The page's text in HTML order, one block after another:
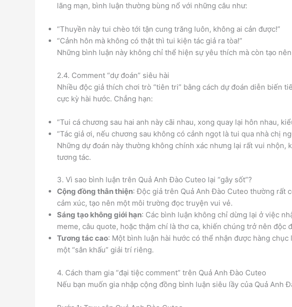
lãng mạn, bình luận thường bùng nổ với những câu như:
“Thuyền này tui chèo tới tận cung trăng luôn, không ai cản được!”
“Cảnh hôn mà không có thật thì tui kiện tác giả ra tòa!”
Những bình luận này không chỉ thể hiện sự yêu thích mà còn tạo
2.4. Comment “dự đoán” siêu hài
Nhiều độc giả thích chơi trò “tiên tri” bằng cách dự đoán diễn biến
cực kỳ hài hước. Chẳng hạn:
“Tui cá chương sau hai anh này cãi nhau, xong quay lại hôn nhau,
“Tác giả ơi, nếu chương sau không có cảnh ngọt là tui qua nhà chị
Những dự đoán này thường không chính xác nhưng lại rất vui nhộn,
tương tác.
3. Vì sao bình luận trên Quả Anh Đào Cuteo lại “gây sốt”?
Cộng đồng thân thiện: Độc giả trên Quả Anh Đào Cuteo thường rất
cảm xúc, tạo nên một môi trường đọc truyện vui vẻ.
Sáng tạo không giới hạn: Các bình luận không chỉ dừng lại ở việc
meme, câu quote, hoặc thậm chí là thơ ca, khiến chúng trở nên độc
Tương tác cao: Một bình luận hài hước có thể nhận được hàng
một “sân khấu” giải trí riêng.
4. Cách tham gia “đại tiệc comment” trên Quả Anh Đào Cuteo
Nếu bạn muốn gia nhập cộng đồng bình luận siêu lầy của Quả Anh